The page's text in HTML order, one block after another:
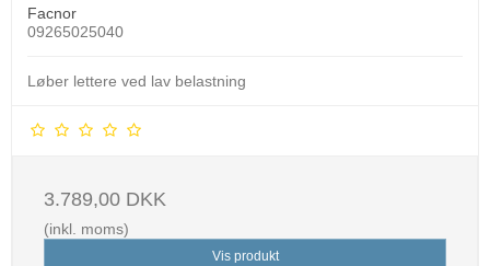
Facnor
09265025040
Løber lettere ved lav belastning
3.789,00 DKK
(inkl. moms)
Vis produkt